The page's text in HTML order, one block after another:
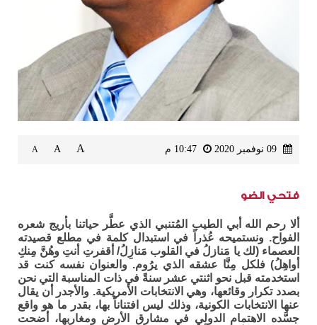
A
A
A
فتحي الضو
ألا رحم الله أبي الطيب المُتنبي الذي عطَّر حياتنا بأريج شعره
الفواح. ونستميحه عُذراً في استبدال كلمة في مطلع قصيدته
العصماء (لك يا مَنازلُ في القلوب مَنازِلُ/ أقفرتِ أنتِ وهُنَّ مِنكِ
أواهِلُ) فلكل مِنَّا عشقه الذي يرُوم. والعنوان نفسه كنت قد
استخدمته قبل نحو اثنتي عشر سنةً في ذات المناسبة التي نحن
بصدد تكرار وقائعها، وهي الانتخابات الأمريكية. والأجدر أن يقال
عنها الانتخابات الكونية، وذلك ليس افتناناً بها، بقدر ما هو واقع
جسَّده الاهتمام الدولي في مشارق الأرض ومغاربها، أضحت